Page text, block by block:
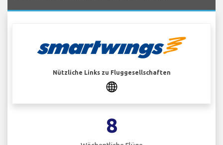
Nützliche Links zu Fluggesellschaften
8